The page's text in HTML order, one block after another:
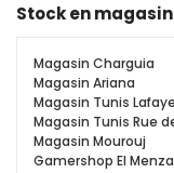
Stock en magasin
Magasin Charguia
Magasin Ariana
Magasin Tunis
Magasin Tunis Rue
Magasin Mourouj
Gamershop El